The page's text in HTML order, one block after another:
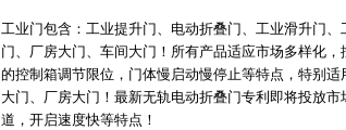
工业门包含：工业提升门、电动折叠门、工业滑升门
门、厂房大门、车间大门！所有产品适应市场多样化
的控制箱调节限位，门体慢启动慢停止等特点，特别
大门、厂房大门！最新无轨电动折叠门专利即将投放
道，开启速度快等特点！